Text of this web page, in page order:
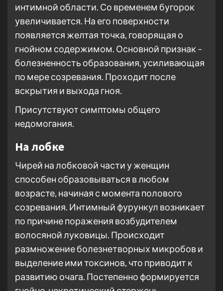
интимной области. Со временем бугорок
увеличивается. На его поверхности
появляется желтая точка, говорящая о
гнойном содержимом. Основной признак –
болезненность образования, усиливающая
по мере созревания. Проходит после
вскрытия и выхода гноя.
Присутствуют симптомы общего
недомогания.
На лобке
Чирей на лобковой части у женщин
способен образовываться в любом
возрасте, начиная с момента полового
созревания. Интимный фурункул возникает
по причине поражения возбудителем
волосяной луковицы. Происходит
размножение болезнетворных микробов и
выделение ими токсинов, что приводит к
развитию очага. Постепенно формируется